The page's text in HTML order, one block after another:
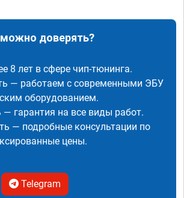
доверять?
8 лет в сфере чип-тюнинга.
— работаем с современными ЭБУ
оборудованием.
гарантия на все виды работ.
— подробные консультации по
цены.
Telegram